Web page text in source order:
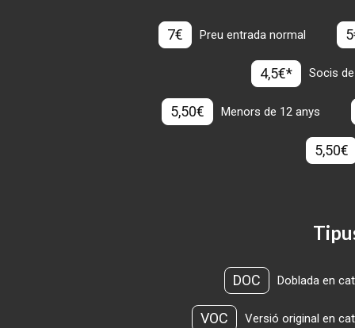
7€ Preu entrada normal
4,5€* Socis
5,50€ Menors de 12 anys
5,50€
DOC Doblada en
VOC Versió original en